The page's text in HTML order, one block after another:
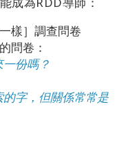
樣］調查問卷
問卷：
份嗎？
字，但關係常常是